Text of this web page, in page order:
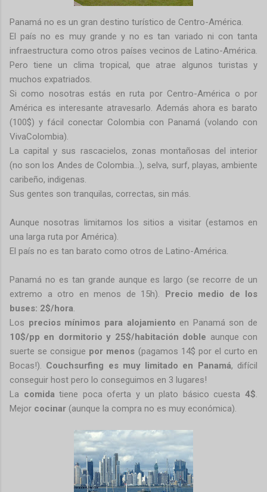
Panamá no es un gran destino turístico de Centro-América.
El país no es muy grande y no es tan variado ni con tanta
infraestructura como otros países vecinos de Latino-América.
Pero tiene un clima tropical, que atrae algunos turistas y
muchos expatriados.
Si como nosotras estás en ruta por Centro-América o por
América es interesante atravesarlo. Además ahora es barato
(100$) y fácil conectar Colombia con Panamá (volando con
VivaColombia).
La capital y sus rascacielos, zonas montañosas del interior
(no son los Andes de Colombia…), selva, surf, playas, ambiente
caribeño, indigenas.
Sus gentes son tranquilas, correctas, sin más.
Aunque nosotras limitamos los sitios a visitar (estamos en
una larga ruta por América).
El país no es tan barato como otros de Latino-América.
Panamá no es tan grande aunque es largo (se recorre de un
extremo a otro en menos de 15h). Precio medio de los
buses: 2$/hora.
Los precios mínimos para alojamiento en Panamá son de
10$/pp en dormitorio y 25$/habitación doble aunque con
suerte se consigue por menos (pagamos 14$ por el curto en
Bocas!). Couchsurfing es muy limitado en Panamá, difícil
conseguir host pero lo conseguimos en 3 lugares!
La comidatiene poca oferta y un plato básico cuesta4$.
Mejor cocinar (aunque la compra no es muy económica).